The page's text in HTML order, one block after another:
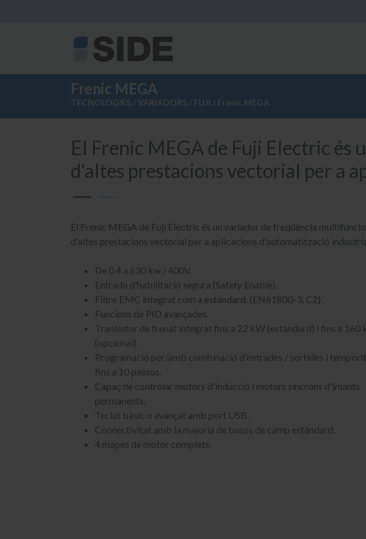
Frenic MEGA
TECNOLOGIES /VARIADORS / FUJI / Frenic MEGA
El Frenic MEGA de Fuji Electric
d'altes prestacions vectorial per a
El Frenic MEGA de Fuji Electric és un variador de freqüència
d'altes prestacions vectorial per a aplicacions d'automatització
De 0.4 a 630 kw / 400V.
Entrada d'habilitació segura (Safety Enable).
Filtre EMC integrat com a estàndard. (EN61800-3, C2)
Funcions de PID avançades.
Transistor de frenat integrat fins a 22 kW (estàndard) i fins a 160
(opcional).
Programació per/amb combinació d'entrades / sortides i
fins a 10 passos.
Capaç de controlar motors d'inducció i motors síncrons d'imants
permanents.
Teclat bàsic o avançat amb port USB.
Connectivitat amb la majoria de busos de camp estàndard.
4 mapes de motor complets.